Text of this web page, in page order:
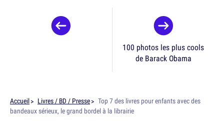
100 photos les plus cools
de Barack Obama
Accueil Livres / BD / Presse
Top 7 des livres pour enfants avec des
bandeaux sérieux, le grand bordel à la librairie